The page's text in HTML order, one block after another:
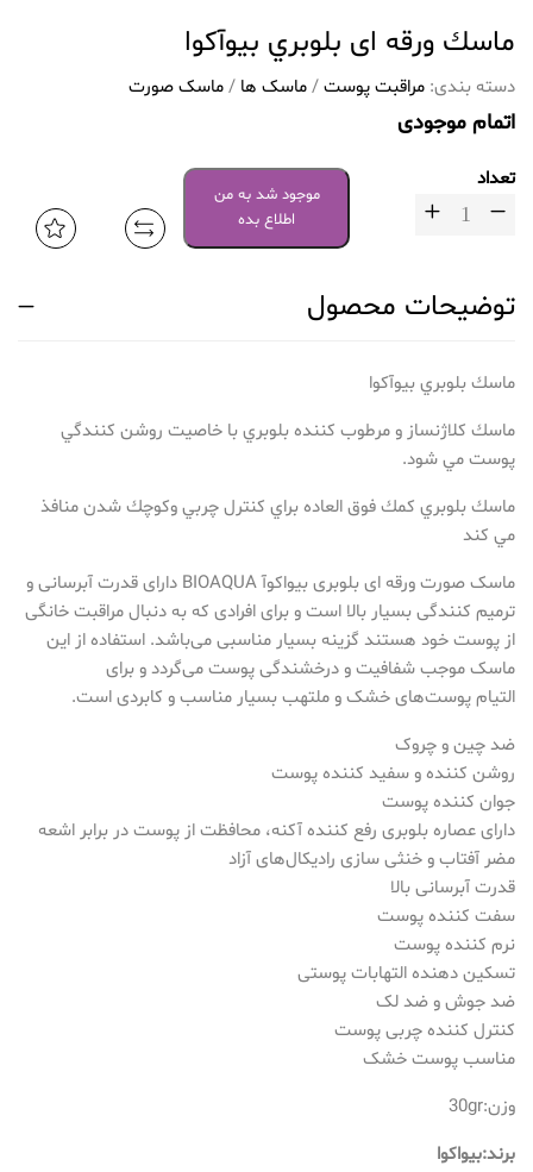
ماسك ورقه ای بلوبري بيوآكوا
دسته بندی: مراقبت پوست/ماسک ها /ماسک صورت
اتمام موجودی
تعداد
موجود شد به من
اطلاع بده
توضیحات محصول
ماسك بلوبري بيوآكوا
ماسك كلاژنساز و مرطوب كننده بلوبري با خاصيت روشن كنندگي
پوست مي شود.
ماسك بلوبري كمك فوق العاده براي كنترل چربي وكوچك شدن منافذ
مي كند
ماسک صورت ورقه ای بلوبری بیواکوآ BIOAQUA دارای قدرت آبرسانی و
ترمیم کنندگی بسیار بالا است و برای افرادی که به دنبال مراقبت خانگی
از پوست خود هستند گزینه بسیار مناسبی می‌باشد. استفاده از این
ماسک موجب شفافیت و درخشندگی پوست می‌گردد و برای
التیام پوست‌های خشک و ملتهب بسیار مناسب و کابردی است.
ضد چین و چروک
روشن کننده و سفید کننده پوست
جوان کننده پوست
دارای عصاره بلوبری رفع کننده آکنه، محافظت از پوست در برابر اشعه
مضر آفتاب و خنثی سازی رادیکال‌های آزاد
قدرت آبرسانی بالا
سفت کننده پوست
نرم کننده پوست
تسکین دهنده التهابات پوستی
ضد جوش و ضد لک
کنترل کننده چربی پوست
مناسب پوست خشک
وزن:30gr
برند:بیواکوا